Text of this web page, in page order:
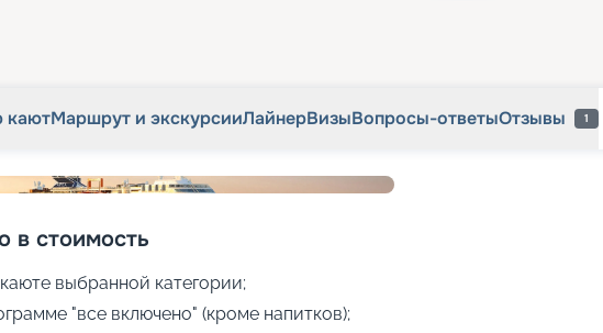
каютМаршрут и экскурсииЛайнерВизыВопросы-ответыОтзывы 1
в стоимость
выбранной категории;
"все включено" (кроме напитков);